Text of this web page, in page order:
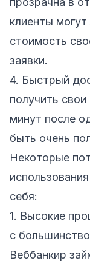
клиенты
стоимость
заявки.
4. Быстрый
получить свои
минут после
быть очень
Некоторые
себя:
1. Высокие
с
Веббанкир